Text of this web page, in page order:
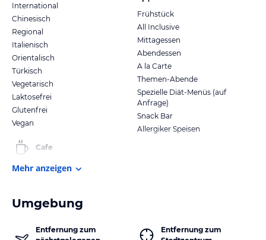
International
Chinesisch
Regional
Italienisch
Orientalisch
Türkisch
Vegetarisch
Laktosefrei
Glutenfrei
Vegan
Cafe
Frühstück
All Inclusive
Mittagessen
Abendessen
A la Carte
Themen-Abende
Spezielle Diät-Menüs (auf
Anfrage)
Snack Bar
Allergiker Speisen
Mehr anzeigen
Umgebung
Entfernung zum
Entfernung zum